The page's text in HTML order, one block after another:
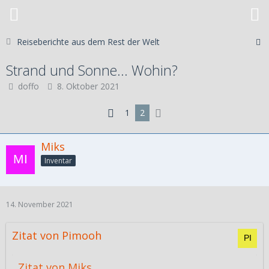
Reiseberichte aus dem Rest der Welt
Strand und Sonne... Wohin?
doffo 8. Oktober 2021
1 2
Miks
Inventar
14. November 2021
Zitat von Pimooh